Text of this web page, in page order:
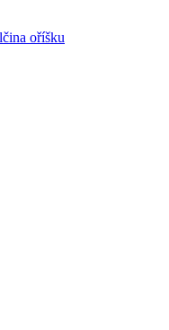
oříšku